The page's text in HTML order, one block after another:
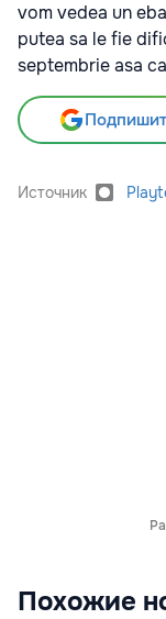
vom vedea un
putea sa le fie
septembrie asa
Источник
Похожие